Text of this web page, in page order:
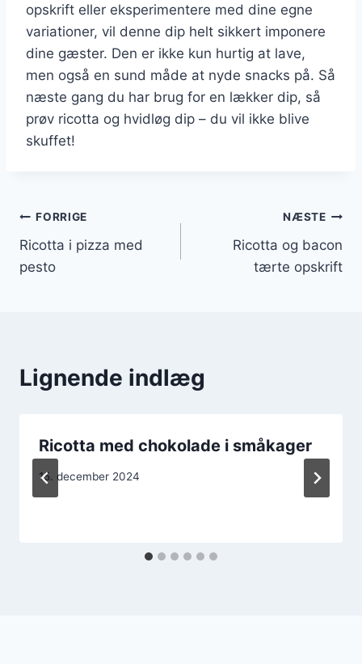
opskrift eller eksperimentere med dine egne
variationer, vil denne dip helt sikkert imponere
dine gæster. Den er ikke kun hurtig at lave,
men også en sund måde at nyde snacks på. Så
næste gang du har brug for en lækker dip, så
prøv ricotta og hvidløg dip – du vil ikke blive
skuffet!
Indlægsnavigation
FORRIGE
Ricotta i pizza med
pesto
NÆSTE
Ricotta og bacon
tærte opskrift
Lignende indlæg
Ricotta med chokolade i småkager
15. december 2024